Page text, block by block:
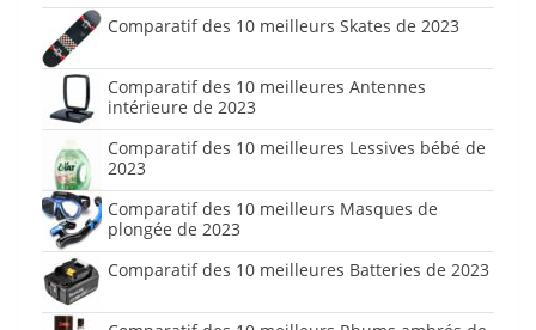
Comparatif des 10 meilleurs Skates de 2023
Comparatif des 10 meilleures Antennes
intérieure de 2023
Comparatif des 10 meilleures Lessives bébé de
2023
Comparatif des 10 meilleurs Masques de
plongée de 2023
Comparatif des 10 meilleures Batteries de 2023